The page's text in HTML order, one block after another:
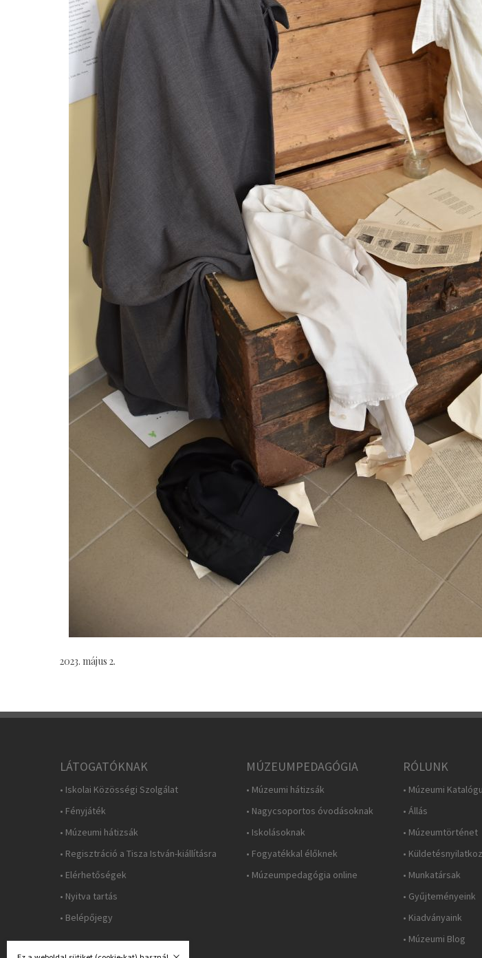
2023. május 2.
LÁTOGATÓKNAK
• Iskolai Közösségi Szolgálat
• Fényjáték
• Múzeumi hátizsák
• Regisztráció a Tisza István-kiállításra
• Elérhetőségek
• Nyitva tartás
• Belépőjegy
MÚZEUMPEDAGÓGIA
• Múzeumi hátizsák
• Nagycsoportos óvodásoknak
• Iskolásoknak
• Fogyatékkal élőknek
• Múzeumpedagógia online
RÓLUNK
• Múzeumi
• Állás
• Múzeumtörténet
•
• Munkatársak
• Gyűjteményeink
• Kiadványaink
• Múzeumi Blog